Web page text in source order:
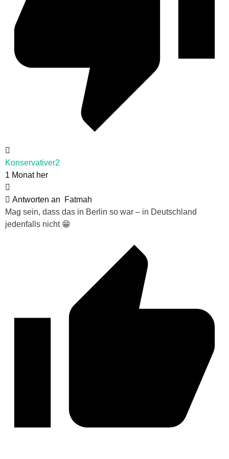
Konservativer2
1 Monat her
Antworten an
Fatmah
Mag sein, dass das in Berlin so war – in Deutschland
jedenfalls nicht 😁